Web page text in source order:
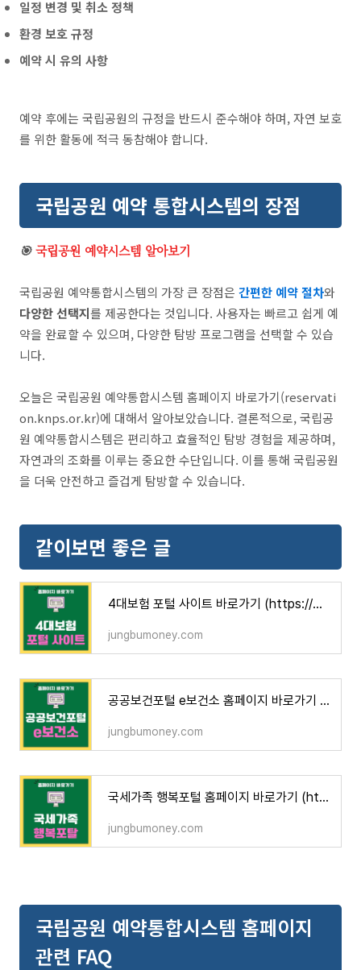
일정 변경 및 취소 정책
환경 보호 규정
예약 시 유의 사항
예약 후에는 국립공원의 규정을 반드시 준수해야 하며, 자연 보호
를 위한 활동에 적극 동참해야 합니다.
국립공원 예약 통합시스템의 장점
🎯국립공원 예약시스템 알아보기
국립공원 예약통합시스템의 가장 큰 장점은 간편한 예약 절차와
다양한 선택지를 제공한다는 것입니다. 사용자는 빠르고 쉽게 예
약을 완료할 수 있으며, 다양한 탐방 프로그램을 선택할 수 있습
니다.
오늘은 국립공원 예약통합시스템 홈페이지 바로가기(reservati
on.knps.or.kr)에 대해서 알아보았습니다. 결론적으로, 국립공
원 예약통합시스템은 편리하고 효율적인 탐방 경험을 제공하며,
자연과의 조화를 이루는 중요한 수단입니다. 이를 통해 국립공원
을 더욱 안전하고 즐겁게 탐방할 수 있습니다.
같이보면 좋은 글
4대보험 포털 사이트 바로가기 (https://www.4insure.or.kr)
jungbumoney.com
공공보건포털 e보건소 홈페이지 바로가기 (www.e-health.go.kr)
jungbumoney.com
국세가족 행복포털 홈페이지 바로가기 (https://nts.ezwel.com)
jungbumoney.com
국립공원 예약통합시스템 홈페이지
관련 FAQ